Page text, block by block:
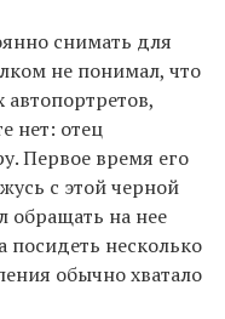
снимать для
не понимал, что
автопортретов,
нет: отец
Первое время его
с этой черной
обращать на нее
посидеть несколько
обычно хватало